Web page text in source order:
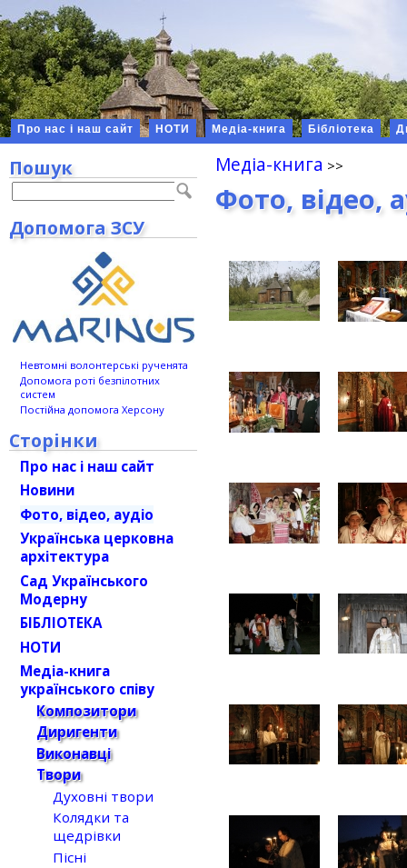
Про нас і наш сайт НОТИ Медіа-книга Бібліотека
Медіа-книга
Фото, відео,
Пошук
Допомога ЗСУ
Невтомні волонтерські рученята
Допомога роті безпілотних
систем
Постійна допомога Херсону
Сторінки
Про нас і наш сайт
Новини
Фото, відео, аудіо
Українська церковна
архітектура
Сад Українського
Модерну
БІБЛІОТЕКА
НОТИ
Медіа-книга
українського співу
Композитори
Диригенти
Виконавці
Твори
Духовні твори
Колядки та
щедрівки
Пісні